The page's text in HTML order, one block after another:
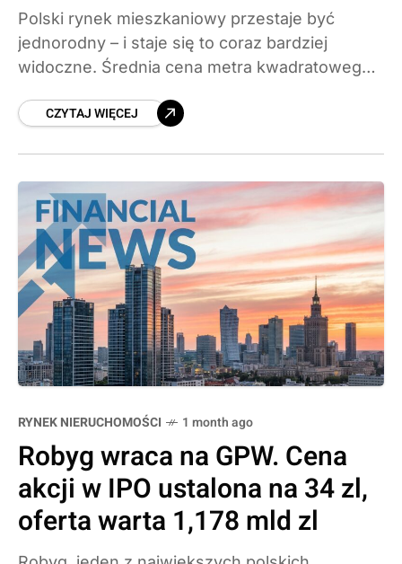
Polski rynek mieszkaniowy przestaje być
jednorodny – i staje się to coraz bardziej
widoczne. Średnia cena metra kwadratowego
użytecznym wskaźnikiem, bo różnice między
CZYTAJ WIĘCEJ
RYNEK NIERUCHOMOŚCI 1 month ago
Robyg wraca na GPW. Cena
akcji w IPO ustalona na 34 zl,
oferta warta 1,178 mld zl